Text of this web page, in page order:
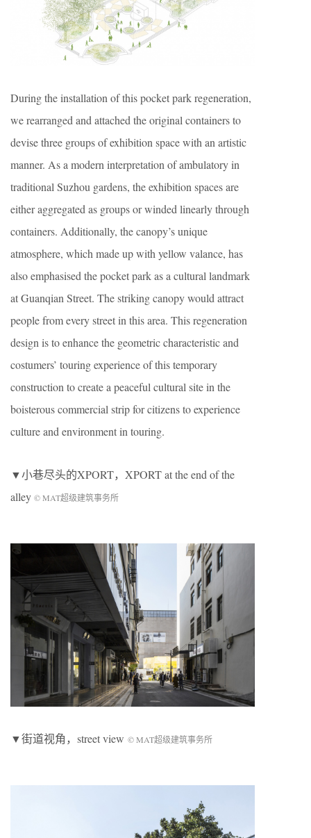
During the installation of this pocket park regeneration,
we rearranged and attached the original containers to
devise three groups of exhibition space with an artistic
manner. As a modern interpretation of ambulatory in
traditional Suzhou gardens, the exhibition spaces are
either aggregated as groups or winded linearly through
containers. Additionally, the canopy’s unique
atmosphere, which made up with yellow valance, has
also emphasised the pocket park as a cultural landmark
at Guanqian Street. The striking canopy would attract
people from every street in this area. This regeneration
design is to enhance the geometric characteristic and
costumers’ touring experience of this temporary
construction to create a peaceful cultural site in the
boisterous commercial strip for citizens to experience
culture and environment in touring.
▼小巷尽头的XPORT，XPORT at the end of the
alley © MAT超级建筑事务所
▼街道视角，street view © MAT超级建筑事务所